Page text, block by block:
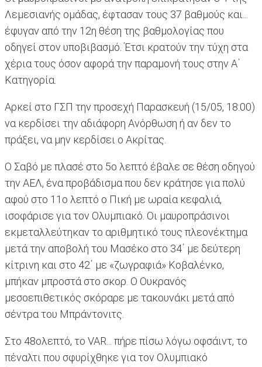
Λεμεσιανής ομάδας, έφτασαν τους 37 βαθμούς και...
έφυγαν από την 12η θέση της βαθμολογίας που
οδηγεί στον υποβιβασμό. Έτσι κρατούν την τύχη στα
χέρια τους όσον αφορά την παραμονή τους στην Α΄
Κατηγορία.
Αρκεί στο ΓΣΠ την προσεχή Παρασκευή (15/05, 18:00)
να κερδίσει την αδιάφορη Ανόρθωση ή αν δεν το
πράξει, να μην κερδίσει ο Ακρίτας.
Ο Σαβό με πλασέ στο 5ο λεπτό έβαλε σε θέση οδηγού
την ΑΕΛ, ένα προβάδισμα που δεν κράτησε για πολύ
αφού στο 11ο λεπτό ο Πική με ωραία κεφαλιά,
ισοφάρισε για τον Ολυμπιακό. Οι μαυροπράσινοι
εκμεταλλεύτηκαν το αριθμητικό τους πλεονέκτημα
μετά την αποβολή του Μασέκο στο 34΄ με δεύτερη
κίτρινη και στο 42΄ με «ζωγραφιά» Κοβαλένκο,
μπήκαν μπροστά στο σκορ. Ο Oυκρανός
μεσοεπιθετικός σκόραρε με τακουνάκι μετά από
σέντρα του Μπράντονιτς.
Στο 48ολεπτό, το VAR... πήρε πίσω λόγω οφσάιντ, το
πέναλτι που σφυρίχθηκε για τον Ολυμπιακό